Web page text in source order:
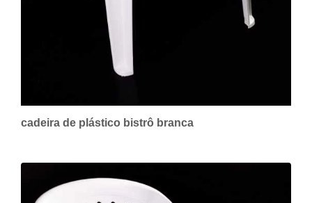
cadeira de plástico bistrô branca